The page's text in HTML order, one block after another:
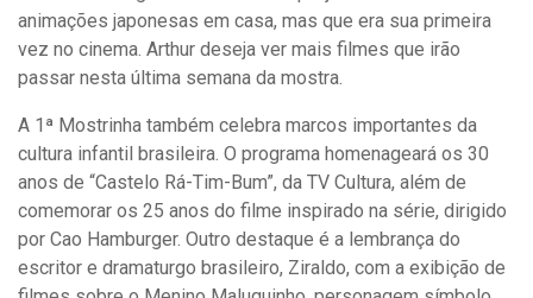
animações japonesas em casa, mas que era sua primeira
vez no cinema. Arthur deseja ver mais filmes que irão
passar nesta última semana da mostra.
A 1ª Mostrinha também celebra marcos importantes da
cultura infantil brasileira. O programa homenageará os 30
anos de “Castelo Rá-Tim-Bum”, da TV Cultura, além de
comemorar os 25 anos do filme inspirado na série, dirigido
por Cao Hamburger. Outro destaque é a lembrança do
escritor e dramaturgo brasileiro, Ziraldo, com a exibição de